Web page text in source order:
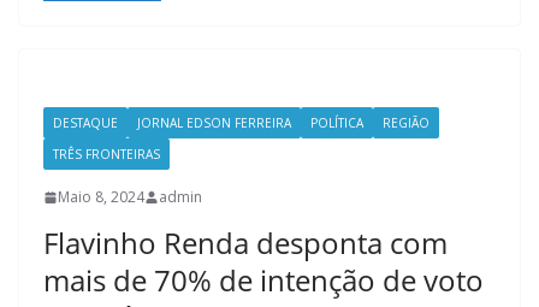
DESTAQUE JORNAL EDSON FERREIRA POLÍTICA
REGIÃO
TRÊS FRONTEIRAS
Maio 8, 2024 admin
Flavinho Renda desponta com
mais de 70% de intenção de voto